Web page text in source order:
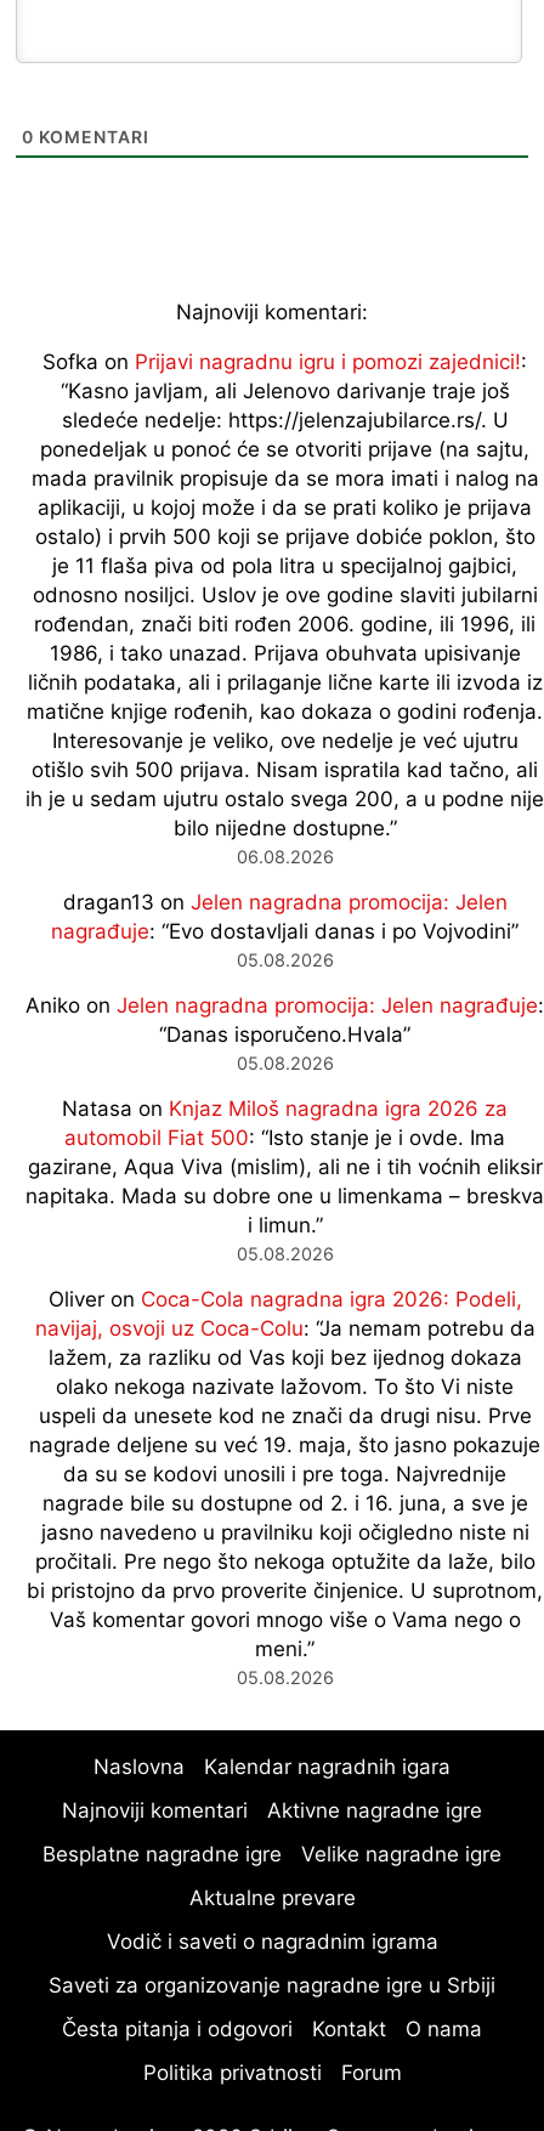
0 KOMENTARI
Najnoviji komentari:
Sofka on Prijavi nagradnu igru i pomozi zajednici!:
“Kasno javljam, ali Jelenovo darivanje traje još
sledeće nedelje: https://jelenzajubilarce.rs/. U
ponedeljak u ponoć će se otvoriti prijave (na sajtu,
mada pravilnik propisuje da se mora imati i nalog na
aplikaciji, u kojoj može i da se prati koliko je prijava
ostalo) i prvih 500 koji se prijave dobiće poklon, što
je 11 flaša piva od pola litra u specijalnoj gajbici,
odnosno nosiljci. Uslov je ove godine slaviti jubilarni
rođendan, znači biti rođen 2006. godine, ili 1996, ili
1986, i tako unazad. Prijava obuhvata upisivanje
ličnih podataka, ali i prilaganje lične karte ili izvoda iz
matične knjige rođenih, kao dokaza o godini rođenja.
Interesovanje je veliko, ove nedelje je već ujutru
otišlo svih 500 prijava. Nisam ispratila kad tačno, ali
ih je u sedam ujutru ostalo svega 200, a u podne nije
bilo nijedne dostupne.”
06.08.2026
dragan13 on Jelen nagradna promocija: Jelen
nagrađuje: “Evo dostavljali danas i po Vojvodini”
05.08.2026
Aniko on Jelen nagradna promocija: Jelen nagrađuje:
“Danas isporučeno.Hvala”
05.08.2026
Natasa on Knjaz Miloš nagradna igra 2026 za
automobil Fiat 500: “Isto stanje je i ovde. Ima
gazirane, Aqua Viva (mislim), ali ne i tih voćnih eliksir
napitaka. Mada su dobre one u limenkama – breskva
i limun.”
05.08.2026
Oliveron Coca-Cola nagradna igra 2026: Podeli,
navijaj, osvoji uz Coca-Colu: “Ja nemam potrebu da
lažem, za razliku od Vas koji bez ijednog dokaza
olako nekoga nazivate lažovom. To što Vi niste
uspeli da unesete kod ne znači da drugi nisu. Prve
nagrade deljene su već 19. maja, što jasno pokazuje
da su se kodovi unosili i pre toga. Najvrednije
nagrade bile su dostupne od 2. i 16. juna, a sve je
jasno navedeno u pravilniku koji očigledno niste ni
pročitali. Pre nego što nekoga optužite da laže, bilo
bi pristojno da prvo proverite činjenice. U suprotnom,
Vaš komentar govori mnogo više o Vama nego o
meni.”
05.08.2026
Naslovna
Kalendar nagradnih igara
Najnoviji komentari
Aktivne nagradne igre
Besplatne nagradne igre
Velike nagradne igre
Aktualne prevare
Vodič i saveti o nagradnim igrama
Saveti za organizovanje nagradne igre u Srbiji
Česta pitanja i odgovori
Kontakt
O nama
Politika privatnosti
Forum